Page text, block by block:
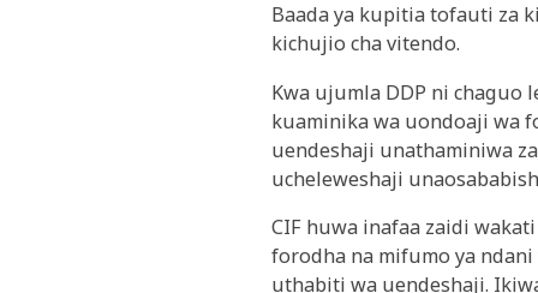
Baada ya kupitia tofauti za
kichujio cha vitendo.
Kwa ujumla DDP ni chaguo
kuaminika wa uondoaji wa
uendeshaji unathaminiwa
ucheleweshaji
CIF huwa inafaa zaidi
forodha na mifumo ya
uthabiti wa uendeshaji.